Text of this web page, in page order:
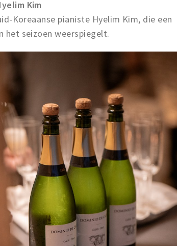
Kim
Koreaanse pianiste Hyelim Kim, die een
het seizoen weerspiegelt.